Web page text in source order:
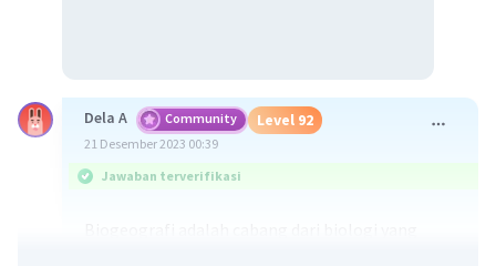
Dela A Community Level 92
21 Desember 2023 00:39
Jawaban terverifikasi